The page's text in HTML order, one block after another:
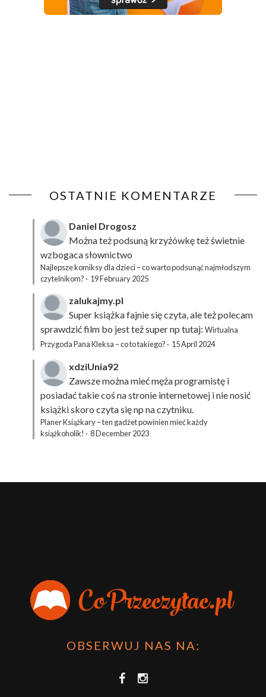
OSTATNIE KOMENTARZE
Daniel Drogosz
Można też podsuną krzyżówkęteż świetnie
wzbogaca słownictwo
Najlepsze komiksy dla dzieci – co warto podsunąć najmłodszym
czytelnikom? · 19 February 2025
zalukajmy.pl
Super książka fajnie się czyta, ale też polecam
sprawdzić film bo jest też super np tutaj: Wirtualna
Przygoda Pana Kleksa – co to takiego? · 15 April 2024
xdziUnia92
Zawsze można mieć męża programistę i
posiadać takie coś na stronie internetowej i nie nosić
książki skoro czyta się np na czytniku.
Planer Książkary – ten gadżet powinien mieć każdy
książkoholik! · 8 December 2023
OBSERWUJ NAS NA: